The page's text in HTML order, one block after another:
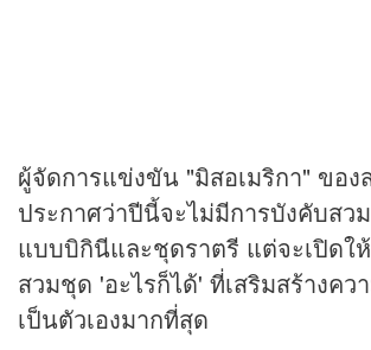
ผู้จัดการแข่งขัน "มิสอเมริกา" ของ
ประกาศว่าปีนี้จะไม่มีการบังคับสว
แบบบิกินีและชุดราตรี แต่จะเปิดใ
สวมชุด 'อะไรก็ได้' ที่เสริมสร้างคว
เป็นตัวเองมากที่สุด